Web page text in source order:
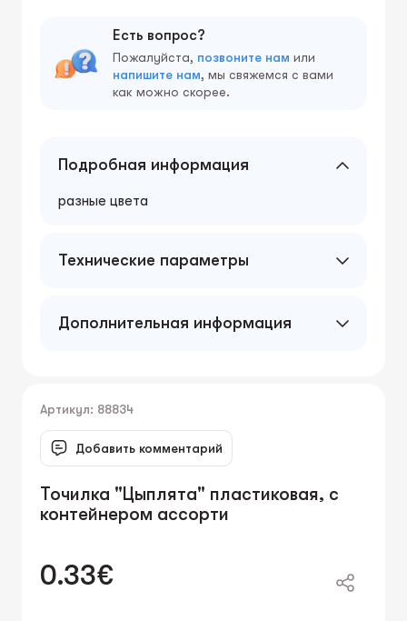
Есть вопрос?
Пожалуйста, позвоните нам или
напишите нам, мы свяжемся с вами
как можно скорее.
Подробная информация
разные цвета
Технические параметры
Дополнительная информация
Артикул: 88834
Добавить комментарий
Точилка "Цыплята" пластиковая, с
контейнером ассорти
0.33€